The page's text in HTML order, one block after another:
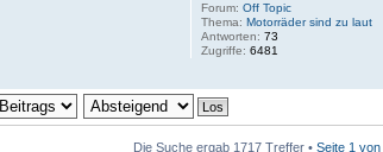
Forum: Off Topic
Thema: Motorräder sind zu laut
Antworten: 73
Zugriffe: 6481
Die Suche ergab 1717 Treffer • Seite 1 von